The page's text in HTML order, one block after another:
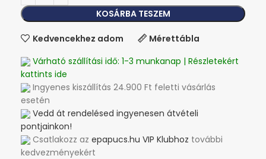
KOSÁRBA TESZEM
Kedvencekhez adom
Mérettábla
Várható szállítási idő: 1-3 munkanap | Részletekért
kattints ide
Ingyenes kiszállítás 24.900 Ft feletti vásárlás
esetén
Vedd át rendelésed ingyenesen átvételi
pontjainkon!
Csatlakozz az epapucs.hu VIP Klubhoz további
kedvezményekért